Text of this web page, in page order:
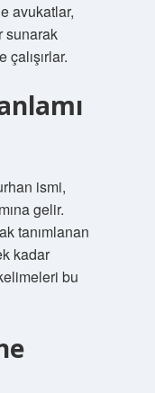
avukatlar,
sunarak
ismi,
gelir.
tanımlanan
kadar
bu